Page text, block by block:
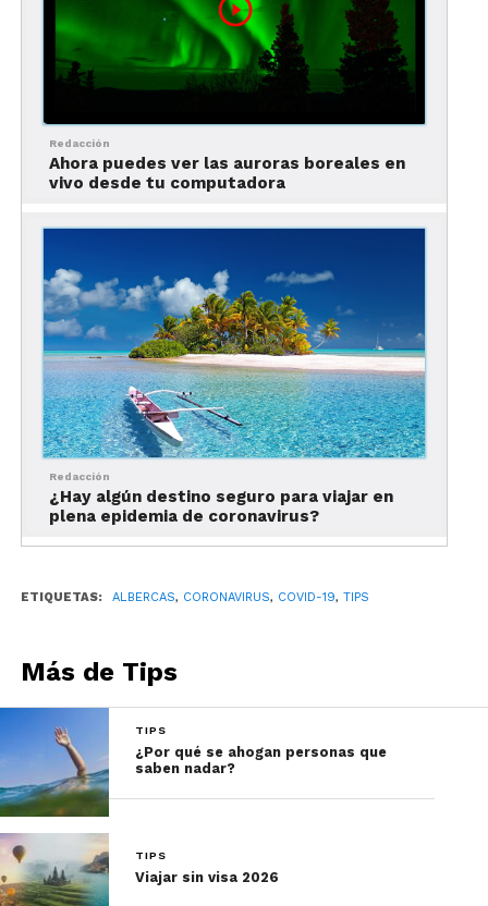
Antes de emprender tu nueva aventura, considera
las medidas preventivas que debes tener en
Redacción
Ahora puedes ver las auroras boreales en
vivo desde tu computadora
Redacción
¿Hay algún destino seguro para viajar en
plena epidemia de coronavirus?
ETIQUETAS: ALBERCAS, CORONAVIRUS, COVID-19, TIPS
Más de Tips
TIPS
¿Por qué se ahogan personas que
saben nadar?
TIPS
Viajar sin visa 2026